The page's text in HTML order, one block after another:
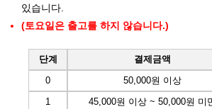
있습니다.
(토요일은 출고를 하지 않습니다.)
단계 결제금액
0
50,000원 이상
1
45,000원 이상 ~ 50,000원 미